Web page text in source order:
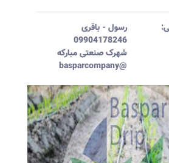
رسول - باقری
09904178246
شهرک صنعتی مبارکه
@basparcompany